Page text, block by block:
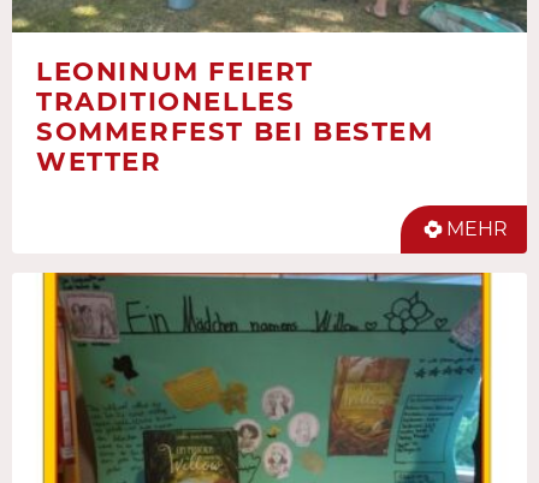
LEONINUM FEIERT
TRADITIONELLES
SOMMERFEST BEI BESTEM
WETTER
MEHR